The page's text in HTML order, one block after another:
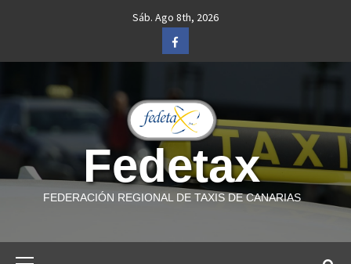
Sáb. Ago 8th, 2026
Facebook
Fedetax
FEDERACIÓN REGIONAL DE TAXIS DE CANARIAS